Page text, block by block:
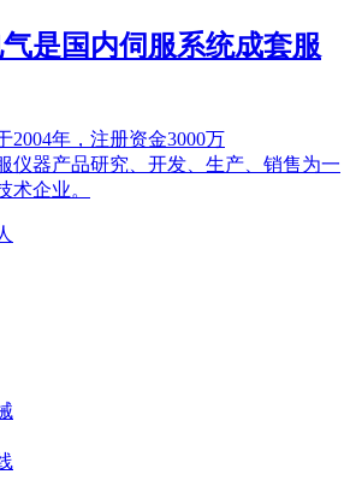
是国内伺服系统成套服
2004年，注册资金3000万
仪器产品研究、开发、生产、销售为一
术企业。